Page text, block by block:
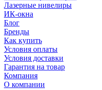
Лазерные нивелиры
ИК-окна
Блог
Бренды
Как купить
Условия оплаты
Условия доставки
Гарантия на товар
Компания
О компании